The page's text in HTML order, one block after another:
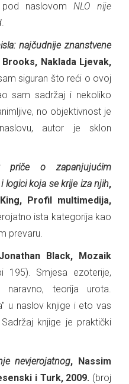
naslovom NLO nije
.
najčudnije znanstvene
Naklada Ljevak,
siguran što reći o ovoj
sam sadržaj i nekoliko
no objektivnost je
autor je sklon
priče o zapanjujućim
logici koja se krije iza njih,
Profil multimedija,
ista kategorija kao
prevaru.
Black, Mozaik
195). Smjesa ezoterije,
naravno, teorija urota.
u naslov knjige i eto vas
knjige je praktički
nevjerojatnog, Nassim
i Turk, 2009. (broj